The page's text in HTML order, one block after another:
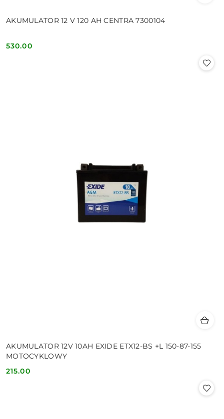
AKUMULATOR 12 V 120 AH CENTRA 7300104
Cena:
530.00
AKUMULATOR 12V 10AH EXIDE ETX12-BS +L 150-87-155
MOTOCYKLOWY
Cena:
215.00